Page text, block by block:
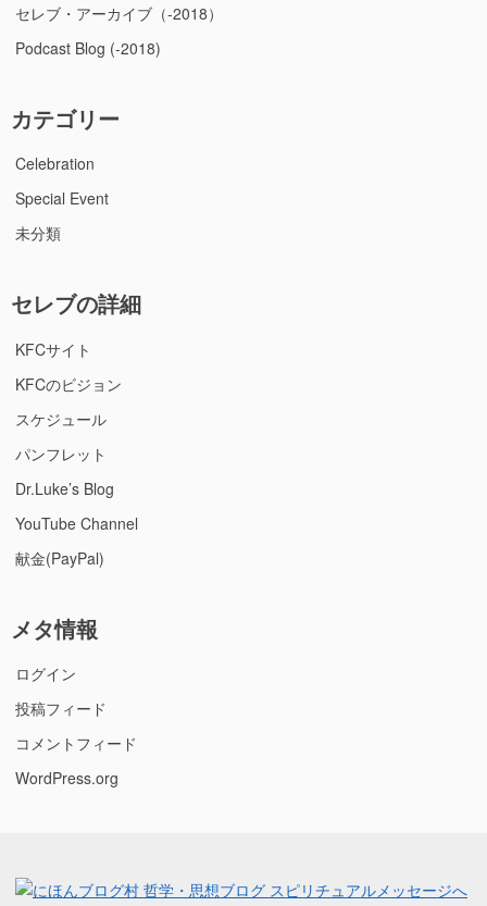
ブ
セレブ・アーカイブ（-2018）
Podcast Blog (-2018)
カテゴリー
Celebration
Special Event
未分類
セレブの詳細
KFCサイト
KFCのビジョン
スケジュール
パンフレット
Dr.Luke’s Blog
YouTube Channel
献金(PayPal)
メタ情報
ログイン
投稿フィード
コメントフィード
WordPress.org